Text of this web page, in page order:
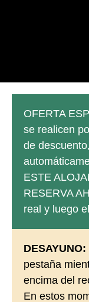
OFERTA
se realicen
de
ESTE
RESERVA
real y luego
DESAYUNO:
pestaña
encima del
En estos